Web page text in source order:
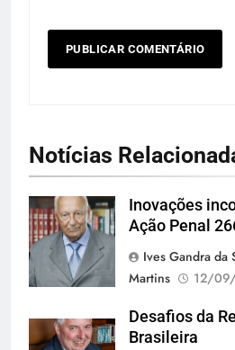
Notícias
Andreia Tarelow
Inovações
Ação Penal
Ives Gandra da
Martins
12/
Desafios da
Brasileira